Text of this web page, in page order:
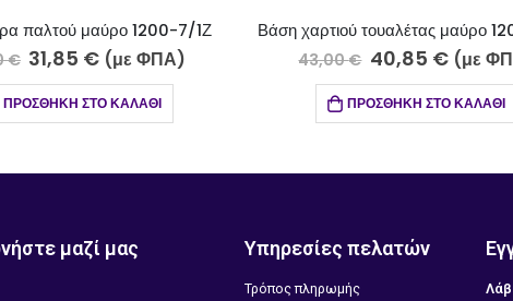
Βάση χαρτιού τουαλέτας μαύρο 1200-7/2Z
43,00€ 40,85 (με ΦΠΑ)
ΠΡΟΣΘΉΚΗ ΣΤΟ ΚΑΛΆΘΙ
Γάντζος
25,80€
μαζί μας Υπηρεσίες πελατών
Τρόπος πληρωμής